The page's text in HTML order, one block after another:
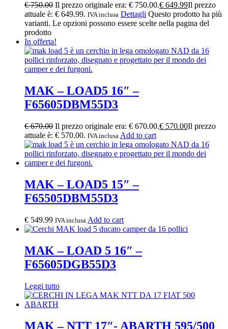
€750.00 Il prezzo originale era: € 750.00.€ 649.99Il prezzo
attuale è: € 649.99. IVA inclusa Dettagli Questo prodotto ha più
varianti. Le opzioni possono essere scelte nella pagina del
prodotto
In offerta!
MAK – LOAD5 16″ –
F65605DBM55D3
€670.00 Il prezzo originale era: € 670.00.€ 570.00Il prezzo
attuale è: € 570.00. IVA inclusa Add to cart
MAK – LOAD5 15″ –
F65505DBM55D3
€ 549.99 IVA inclusa Add to cart
MAK – LOAD 5 16″ –
F65605DGB55D3
Leggi tutto
MAK – NTT 17″- ABARTH 595/500